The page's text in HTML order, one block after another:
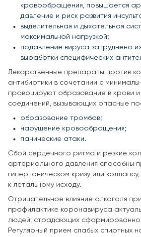
кровообращения, повышается
давление и риск развития
выделительная и дыхательная
максимальной нагрузкой;
подавление вируса затруднено
выработки специфических
Лекарственные препараты против
антибиотики в сочетании с
провоцируют образование в крови и
соединений, вызывающих опасные
образование тромбов;
нарушение кровообращения;
панические атаки.
Сбой сердечного ритма и резкие
артериального давления способны
гипертоническом кризу или
к летальному исходу.
Отрицательное влияние алкоголя
профилактике коронавируса
людей, страдающих
Регулярный прием слабых спиртных